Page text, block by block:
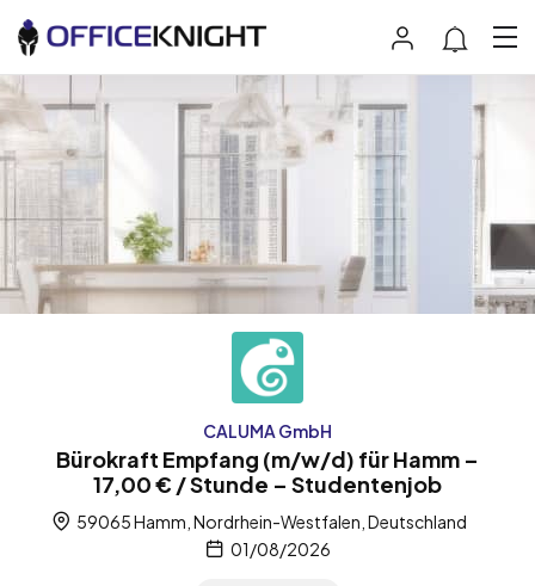
CALUMA GmbH
Bürokraft Empfang (m/w/d) für Hamm –
17,00 € / Stunde – Studentenjob
59065 Hamm, Nordrhein-Westfalen, Deutschland
01/08/2026